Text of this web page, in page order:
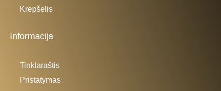
Krepšelis
Informacija
Tinklaraštis
Pristatymas